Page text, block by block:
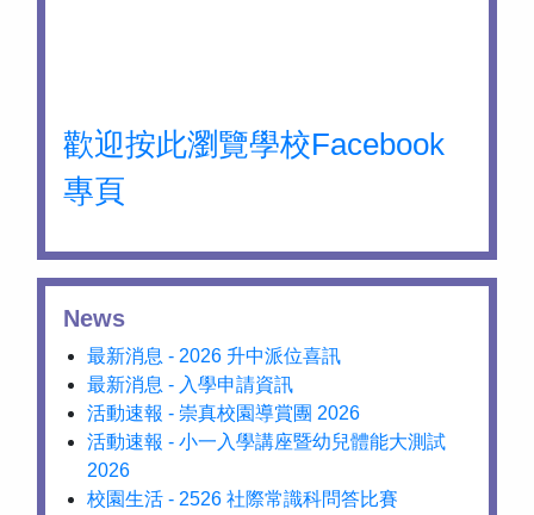
歡迎按此瀏覽學校Facebook
專頁
News
最新消息 - 2026 升中派位喜訊
最新消息 - 入學申請資訊
活動速報 - 崇真校園導賞團 2026
活動速報 - 小一入學講座暨幼兒體能大測試
2026
校園生活 - 2526 社際常識科問答比賽